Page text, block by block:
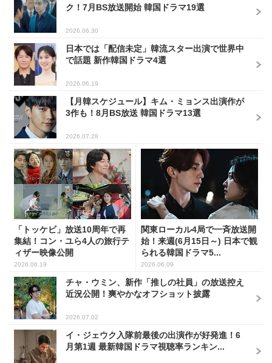
ク！7月BS放送開始 韓国ドラマ19選
2026.06.30
日本では「配信未定」韓流スター出演で世界中
で話題 新作韓国ドラマ4選
2026.06.19
【月韓スケジュール】キム・ミョンス出演作が
3作も！8月BS放送 韓国ドラマ13選
2026.07.28
「トッケビ」放送10周年で再
集結！コン・ユら4人の旅行テ
ィザー映像公開
2026.06.19
関東ローカル4局で一斉放送開
始！来週(6月15日～) 日本で観
られる韓国ドラマ5...
2026.06.09
チャ・ウミン、新作「推しの社員」の放送控え
近況公開！爽やかなオフショット披露
2026.07.02
イ・ジェウク入隊前最後の出演作が好発進！6
月第1週 最新韓国ドラマ視聴率ランキン...